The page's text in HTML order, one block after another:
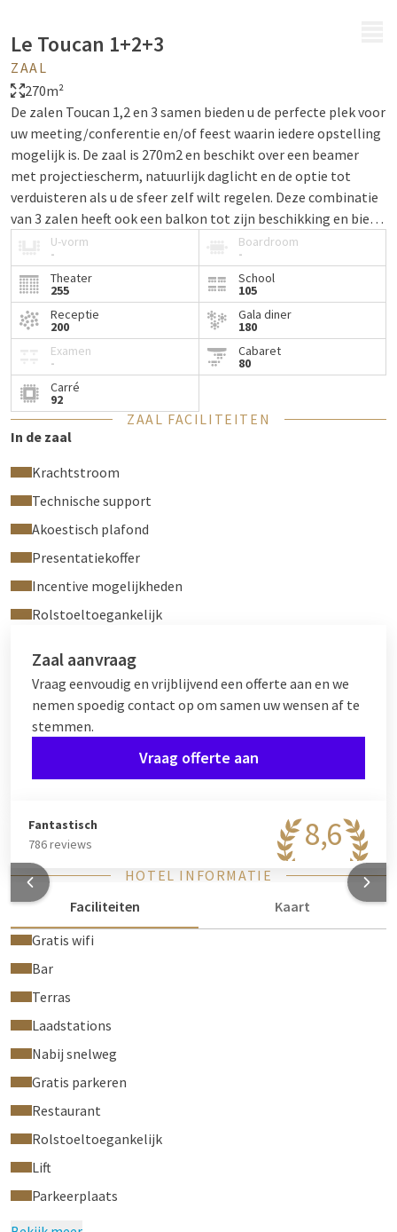
Le Toucan 1+2+3
ZAAL
270m²
De zalen Toucan 1,2 en 3 samen bieden u de perfecte plek voor
uw meeting/conferentie en/of feest waarin iedere opstelling
mogelijk is. De zaal is 270m2 en beschikt over een beamer
met projectiescherm, natuurlijk daglicht en de optie tot
verduisteren als u de sfeer zelf wilt regelen. Deze combinatie
van 3 zalen heeft ook een balkon tot zijn beschikking en biedt
u en uw uitgenodigden gratis WiFi tijdens het evenement.
U-vorm
-
Boardroom
-
Theater
255
School
105
Receptie
200
Gala diner
180
Examen
-
Cabaret
80
Carré
92
ZAAL FACILITEITEN
In de zaal
Krachtstroom
Technische support
Akoestisch plafond
Presentatiekoffer
Incentive mogelijkheden
Rolstoeltoegankelijk
Zaal aanvraag
Vraag eenvoudig en vrijblijvend een offerte aan en we
nemen spoedig contact op om samen uw wensen af te
stemmen.
Vraag offerte aan
8,6
Fantastisch
786 reviews
HOTEL INFORMATIE
Faciliteiten
Kaart
Gratis wifi
Bar
Terras
Laadstations
Nabij snelweg
Gratis parkeren
Restaurant
Rolstoeltoegankelijk
Lift
Parkeerplaats